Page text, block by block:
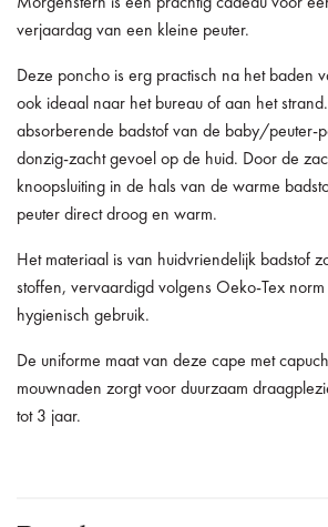
verjaardag van een kleine peuter.
Deze poncho is erg practisch na het baden
ook ideaal naar het bureau of aan het
absorberende badstof van de baby/peuter-
donzig-zacht gevoel op de huid. Door de
knoopsluiting in de hals van de warme
peuter direct droog en warm.
Het materiaal is van huidvriendelijk badstof
stoffen, vervaardigd volgens Oeko-Tex
hygienisch gebruik.
De uniforme maat van deze cape met
mouwnaden zorgt voor duurzaam
tot 3 jaar.